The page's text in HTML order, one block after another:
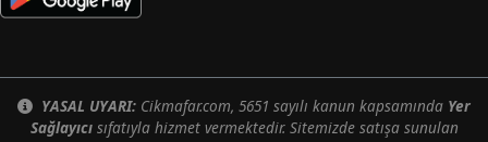
YASAL UYARI: Cikmafar.com, 5651 sayılı kanun kapsamında Yer
Sağlayıcısıfatıyla hizmet vermektedir. Sitemizde satışa sunulan